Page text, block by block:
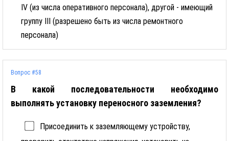
IV (из числа оперативного персонала), другой - имеющий
группу III (разрешено быть из числа ремонтного
персонала)
Вопрос #58
В какой последовательности необходимо
выполнять установку переносного заземления?
Присоединить к заземляющему устройству,